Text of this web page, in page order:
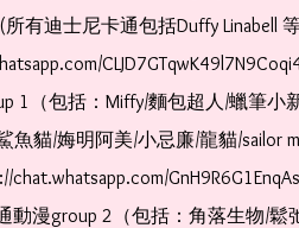
有迪士尼卡通包括Duffy Linabell 等
1（包括：Miffy/麵包超人/蠟筆小
魚貓/娒明阿美/小忌廉/龍貓/sailor
動漫group 2（包括：角落生物/鬆